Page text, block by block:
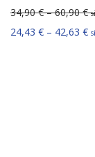
34,90€ – 60,90€
24,43 € – 42,63 €